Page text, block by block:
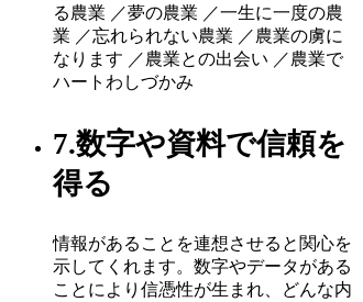
る農業 ／夢の農業 ／一生に一度の農
業 ／忘れられない農業 ／農業の虜に
なります ／農業との出会い ／農業で
ハートわしづかみ
7.数字や資料で信頼を
得る
情報があることを連想させると関心を
示してくれます。数字やデータがある
ことにより信憑性が生まれ、どんな内